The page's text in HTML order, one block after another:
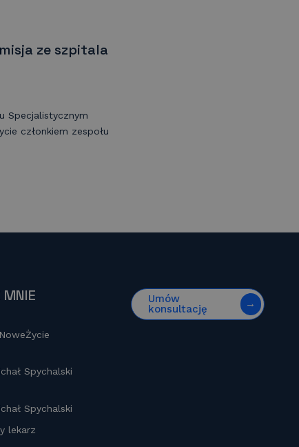
ze szpitala
Specjalistycznym
członkiem zespołu
Spychalski
Spychalski
lekarz
Umów
konsultację